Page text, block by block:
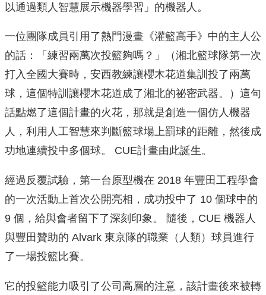
以通過類人智慧展示機器學習」的機器人。
一位團隊成員引用了熱門漫畫《灌籃高手》中的主人公
的話：「練習兩萬次投籃夠嗎？」（湘北籃球隊第一次
打入全國大賽時，安西教練讓櫻木花道集訓投了兩萬
球，這個特訓讓櫻木花道成了湘北的祕密武器。）這句
話點燃了這個計畫的火花，那就是創造一個仿人機器
人，利用人工智慧來判斷籃球場上罰球的距離，然後成
功地連續投中多個球。 CUE計畫由此誕生。
經過反覆試驗，第一台原型機在 2018 年豐田工程學會
的一次活動上首次公開亮相，成功投中了 10 個球中的
9 個，給與會者留下了深刻印象。 隨後，CUE 機器人
與豐田贊助的 Alvark 東京隊的職業（人類）球員進行
了一場投籃比賽。
它的投籃能力吸引了公司高層的注意，該計畫後來被轉